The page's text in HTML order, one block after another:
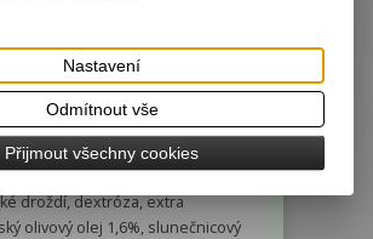
kukuřičný škrob, rýžová mouka,
těsto 13% (rýžová mouka, pitná
pitná voda, bramborový škrob,
rýžový
mouka, glukózový sirup,
droždí, dextróza, extra
olivový olej 1,6%, slunečnicový
Nastavení
Odmítnout vše
Přijmout všechny cookies